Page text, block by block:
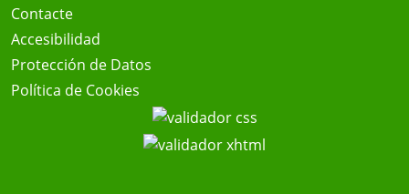
Contacte
Accesibilidad
Protección de Datos
Política de Cookies